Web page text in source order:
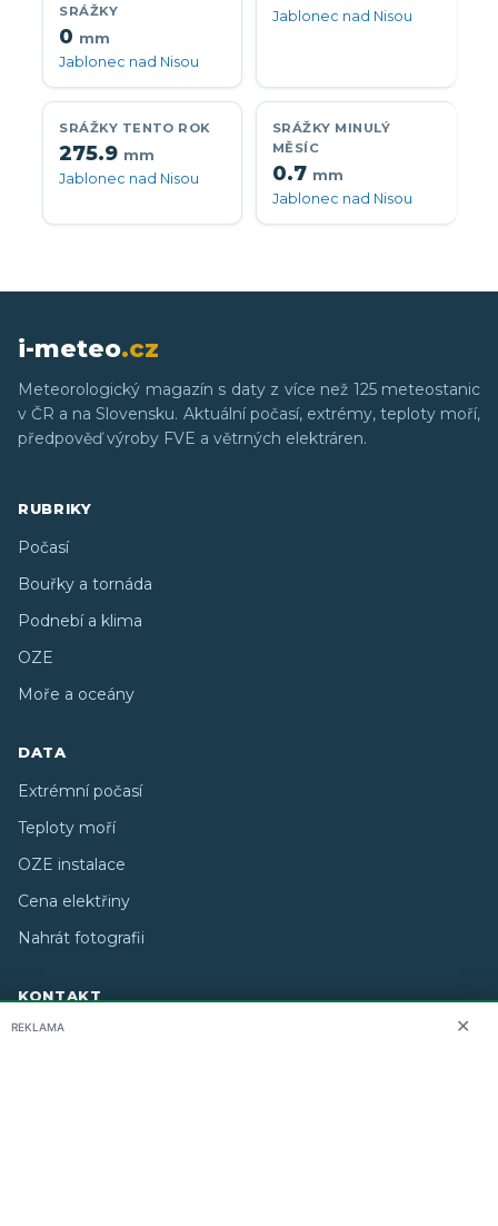
SRÁŽKY
0 mm
Jablonec nad Nisou
Jablonec nad Nisou
SRÁŽKY TENTO ROK
275.9 mm
Jablonec nad Nisou
SRÁŽKY MINULÝ
MĚSÍC
0.7 mm
Jablonec nad Nisou
i-meteo.cz
Meteorologický magazín s daty z více než 125 meteostanic
v ČR a na Slovensku. Aktuální počasí, extrémy, teploty moří,
předpověď výroby FVE a větrných elektráren.
RUBRIKY
Počasí
Bouřky a tornáda
Podnebí a klima
OZE
Moře a oceány
DATA
Extrémní počasí
Teploty moří
OZE instalace
Cena elektřiny
Nahrát fotografii
KONTAKT
O nás
REKLAMA ✕